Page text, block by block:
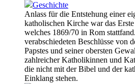
Geschichte
Anlass für die Entstehung einer
katholischen Kirche war das
welches 1869/70 in Rom
verabschiedeten Beschlüsse von
Papstes und seiner obersten
zahlreicher Katholikinnen und
die nicht mit der Bibel und der
Einklang stehen.